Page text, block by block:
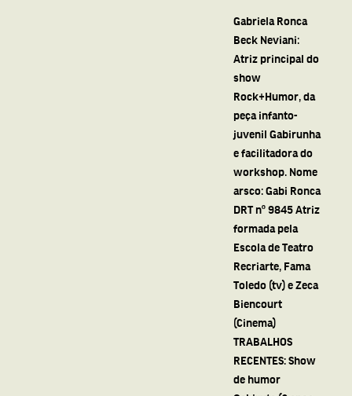
Gabriela Ronca
Beck Neviani:
Atriz principal do
show
Rock+Humor, da
peça infanto-
juvenil Gabirunha
e facilitadora do
workshop. Nome
arsco: Gabi Ronca
DRT nº 9845 Atriz
formada pela
Escola de Teatro
Recriarte, Fama
Toledo (tv) e Zeca
Biencourt
(Cinema)
TRABALHOS
RECENTES: Show
de humor